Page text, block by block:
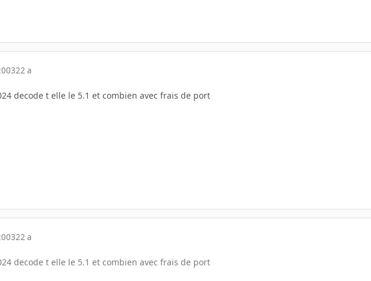
22 a
decode t elle le 5.1 et combien avec frais de port
22 a
decode t elle le 5.1 et combien avec frais de port